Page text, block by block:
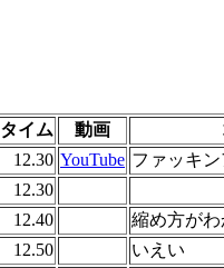
タイム 動画
12.30 YouTube ファッキ
12.30
12.40
縮め方が
12.50
いえい